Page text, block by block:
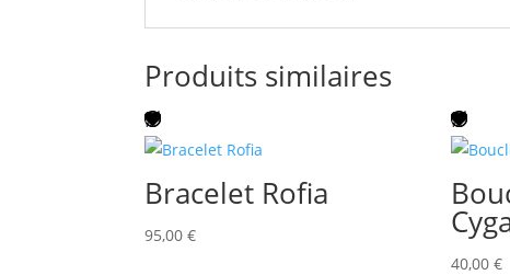
Produits similaires
Bracelet Rofia
95,00 €
40,00€